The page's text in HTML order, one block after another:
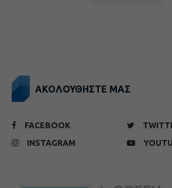
ΑΚΟΛΟΥΘΗΣΤΕ ΜΑΣ
FACEBOOK
INSTAGRAM